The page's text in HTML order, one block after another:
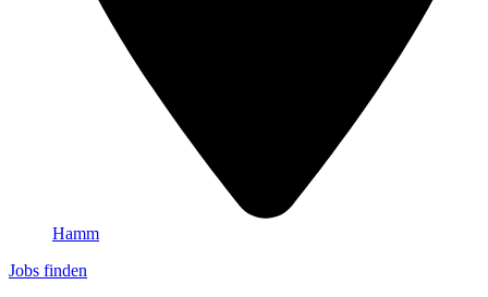
Hamm
Jobs finden